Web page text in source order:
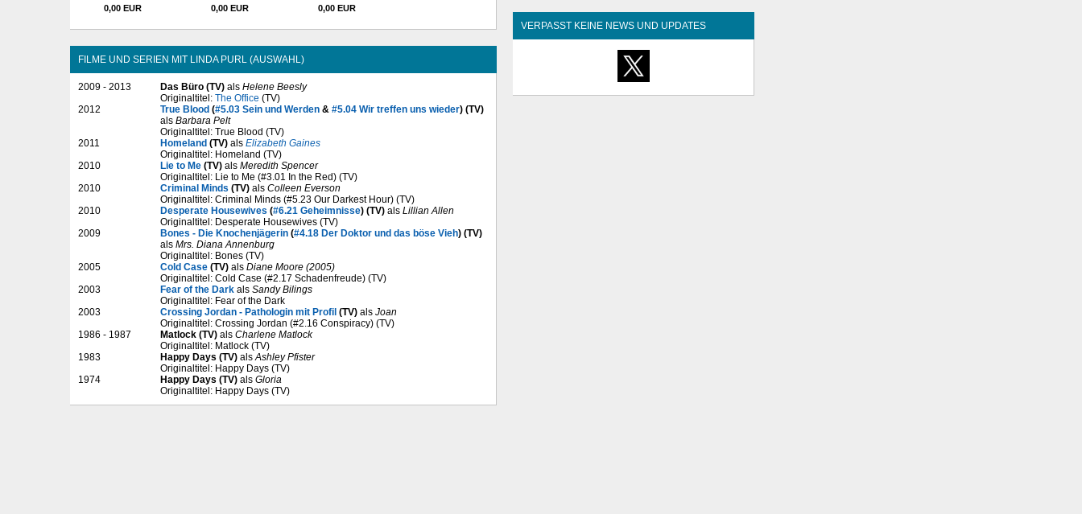
0,00 EUR 0,00 EUR 0,00 EUR
FILME UND SERIEN MIT LINDA PURL (AUSWAHL)
2009 - 2013 Das Büro (TV) als Helene Beesly
Originaltitel: The Office (TV)
2012
True Blood (#5.03 Sein und Werden & #5.04 Wir treffen uns wieder) (TV)
als Barbara Pelt
Originaltitel: True Blood (TV)
2011
Homeland (TV) als Elizabeth Gaines
Originaltitel: Homeland (TV)
2010
Lie to Me (TV) als Meredith Spencer
Originaltitel: Lie to Me (#3.01 In the Red) (TV)
2010
Criminal Minds (TV) als Colleen Everson
Originaltitel: Criminal Minds (#5.23 Our Darkest Hour) (TV)
2010
Desperate Housewives (#6.21 Geheimnisse) (TV) als Lillian Allen
Originaltitel: Desperate Housewives (TV)
2009
Bones - Die Knochenjägerin (#4.18 Der Doktor und das böse Vieh) (TV)
als Mrs. Diana Annenburg
Originaltitel: Bones (TV)
2005
Cold Case (TV) als Diane Moore (2005)
Originaltitel: Cold Case (#2.17 Schadenfreude) (TV)
2003
Fear of the Dark als Sandy Bilings
Originaltitel: Fear of the Dark
2003
Crossing Jordan - Pathologin mit Profil (TV) als Joan
Originaltitel: Crossing Jordan (#2.16 Conspiracy) (TV)
1986 - 1987
Matlock (TV) als Charlene Matlock
Originaltitel: Matlock (TV)
1983
Happy Days (TV) als Ashley Pfister
Originaltitel: Happy Days (TV)
1974
Happy Days (TV) als Gloria
Originaltitel: Happy Days (TV)
VERPASST KEINE NEWS UND UPDATES